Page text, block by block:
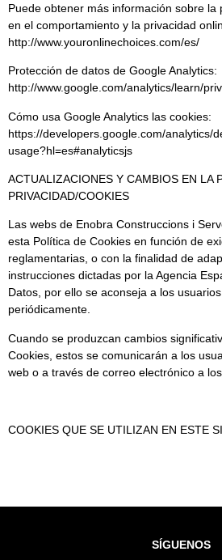
Puede obtener más información sobre la
en el comportamiento y la privacidad
http://www.youronlinechoices.com/es/
Protección de datos de Google Analytics:
http://www.google.com/analytics/learn/
Cómo usa Google Analytics las cookies:
https://developers.google.com/analytics/
usage?hl=es#analyticsjs
ACTUALIZACIONES Y CAMBIOS EN LA
PRIVACIDAD/COOKIES
Las webs de Enobra Construccions i
esta Política de Cookies en función de
reglamentarias, o con la finalidad de
instrucciones dictadas por la Agencia
Datos, por ello se aconseja a los
periódicamente.
Cuando se produzcan cambios
Cookies, estos se comunicarán a los
web o a través de correo electrónico a
COOKIES QUE SE UTILIZAN EN ESTE
SÍGUENOS